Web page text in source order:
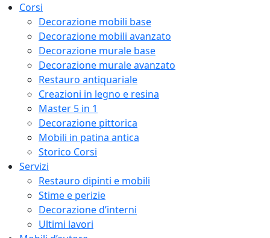
Corsi
Decorazione mobili base
Decorazione mobili avanzato
Decorazione murale base
Decorazione murale avanzato
Restauro antiquariale
Creazioni in legno e resina
Master 5 in 1
Decorazione pittorica
Mobili in patina antica
Storico Corsi
Servizi
Restauro dipinti e mobili
Stime e perizie
Decorazione d’interni
Ultimi lavori